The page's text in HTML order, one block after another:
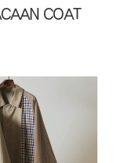
COAT